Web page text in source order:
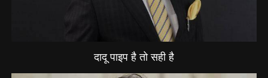
दादू पाइप है तो सही है